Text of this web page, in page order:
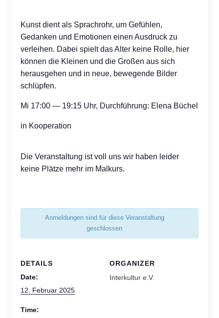
Kunst dient als Sprachrohr, um Gefühlen,
Gedanken und Emotionen einen Ausdruck zu
verleihen. Dabei spielt das Alter keine Rolle, hier
können die Kleinen und die Großen aus sich
herausgehen und in neue, bewegende Bilder
schlüpfen.
Mi 17:00 — 19:15 Uhr, Durchführung: Elena Büchel
in Kooperation
Die Veranstaltung ist voll uns wir haben leider
keine Plätze mehr im Malkurs.
DETAILS
Date:
12. Februar 2025
Time:
ORGANIZER
Interkultur e.V.
Anmeldungen sind für diese Veranstaltung
geschlossen